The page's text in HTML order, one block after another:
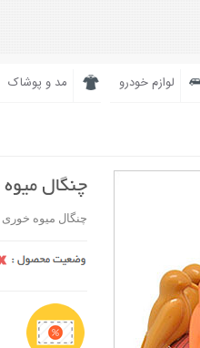
لوازم خودرو مد و پوشاک
چنگال
چنگال میوه